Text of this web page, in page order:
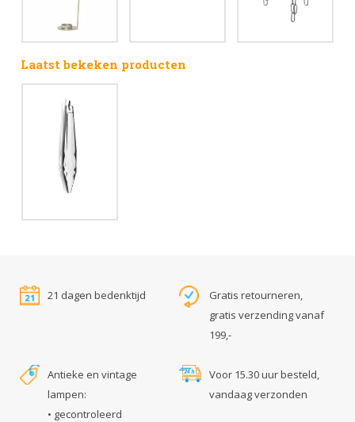
Laatst bekeken producten
21 dagen bedenktijd
Gratis retourneren,
gratis verzending vanaf
199,-
Antieke en vintage
lampen:
• gecontroleerd
Voor 15.30 uur besteld,
vandaag verzonden